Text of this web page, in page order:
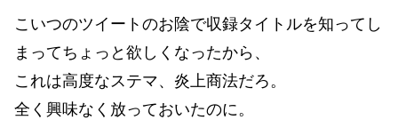
こいつのツイートのお陰で収録タイトルを知ってし
まってちょっと欲しくなったから、
これは高度なステマ、炎上商法だろ。
全く興味なく放っておいたのに。